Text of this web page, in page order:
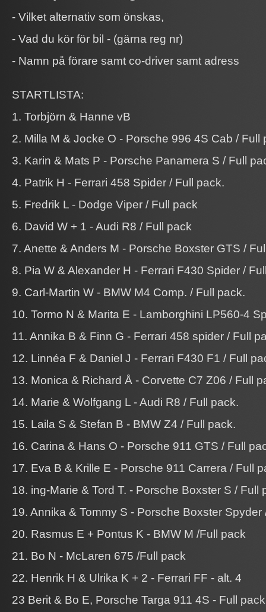
- Vilket alternativ som önskas,
- Vad du kör för bil - (gärna reg nr)
- Namn på förare samt co-driver samt adress
STARTLISTA:
1. Torbjörn & Hanne vB
2. Milla M & Jocke O - Porsche 996 4S Cab / Full
3. Karin & Mats P - Porsche Panamera S / Full
4. Patrik H - Ferrari 458 Spider / Full pack.
5. Fredrik L - Dodge Viper / Full pack
6. David W + 1 - Audi R8 / Full pack
7. Anette & Anders M - Porsche Boxster GTS /
8. Pia W & Alexander H - Ferrari F430 Spider /
9. Carl-Martin W - BMW M4 Comp. / Full pack.
10. Tormo N & Marita E - Lamborghini LP560-4
11. Annika B & Finn G - Ferrari 458 spider / Full
12. Linnéa F & Daniel J - Ferrari F430 F1 / Full
13. Monica & Richard Å - Corvette C7 Z06 / Full
14. Marie & Wolfgang L - Audi R8 / Full pack.
15. Laila S & Stefan B - BMW Z4 / Full pack.
16. Carina & Hans O - Porsche 911 GTS / Full
17. Eva B & Krille E - Porsche 911 Carrera / Full
18. ing-Marie & Tord T. - Porsche Boxster S / Full
19. Annika & Tommy S - Porsche Boxster Spyder
20. Rasmus E + Pontus K - BMW M /Full pack
21. Bo N - McLaren 675 /Full pack
22. Henrik H & Ulrika K + 2 - Ferrari FF - alt. 4
23 Berit & Bo E, Porsche Targa 911 4S - Full pack